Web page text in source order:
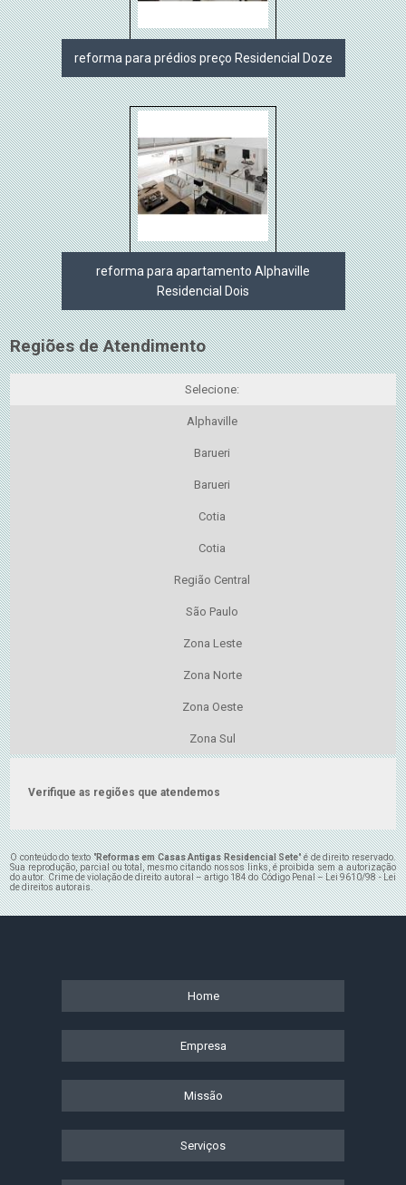
reforma para prédios preço Residencial Doze
reforma para apartamento Alphaville
Residencial Dois
Regiões de Atendimento
Selecione:
Alphaville
Barueri
Barueri
Cotia
Cotia
Região Central
São Paulo
Zona Leste
Zona Norte
Zona Oeste
Zona Sul
Verifique as regiões que atendemos
O conteúdo do texto "Reformas em Casas Antigas Residencial Sete" é de direito reservado.
Sua reprodução, parcial ou total, mesmo citando nossos links, é proibida sem a autorização
do autor. Crime de violação de direito autoral – artigo 184 do Código Penal –Lei 9610/98 - Lei
de direitos autorais.
Home
Empresa
Missão
Serviços